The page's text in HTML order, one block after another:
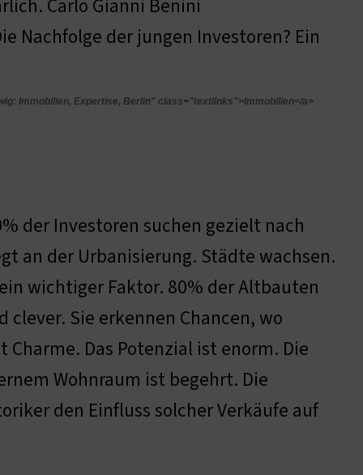
Carlo Gianni Benini
Nachfolge der jungen Investoren? Ein
Immobilien, Expertise, Berlin" class="textlinks">Immobilien</a>
der Investoren suchen gezielt nach
an der Urbanisierung. Städte wachsen.
wichtiger Faktor. 80% der Altbauten
Sie erkennen Chancen, wo
Charme. Das Potenzial ist enorm. Die
Wohnraum ist begehrt. Die
den Einfluss solcher Verkäufe auf